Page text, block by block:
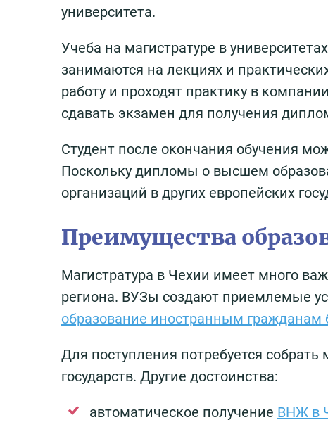
университета.
Учеба на магистратуре в
занимаются на лекциях и
работу и проходят практику в
сдавать экзамен для получения
Студент после окончания обучения
Поскольку дипломы о высшем
организаций в других европейских
Преимущества
Магистратура в Чехии имеет много
региона. ВУЗы создают приемлемые
образование иностранным гражданам
Для поступления потребуется
государств. Другие достоинства:
автоматическое получение ВНЖ в